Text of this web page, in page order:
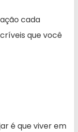
cada
que você
é que viver em